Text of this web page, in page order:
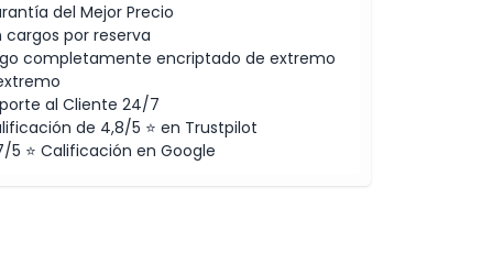
del Mejor Precio
cargos por reserva
completamente encriptado de extremo
al Cliente 24/7
de 4,8/5 ⭐ en Trustpilot
5 ⭐ Calificación en Google